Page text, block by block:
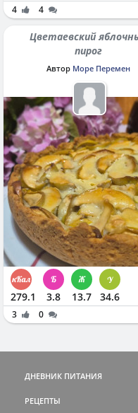
4 4
Цветаевский яблочный
пирог
Автор Море Перемен
279.1 3.8 13.7 34.6
3 0
ДНЕВНИК ПИТАНИЯ
РЕЦЕПТЫ